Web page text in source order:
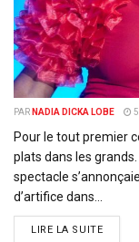
PAR NADIA DICKA LOBE
Pour le tout premier
plats dans les
spectacle
d’artifice dans...
LIRE LA SUITEDETAILS